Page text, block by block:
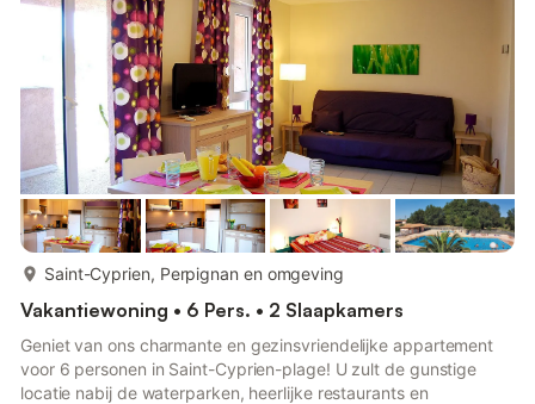
accommodatie omvat: - Een lichte woonkamer ...
Saint-Cyprien, Perpignan en omgeving
Vakantiewoning • 6 Pers. • 2 Slaapkamers
Geniet van ons charmante en gezinsvriendelijke appartement
voor 6 personen in Saint-Cyprien-plage! U zult de gunstige
locatie nabij de waterparken, heerlijke restaurants en